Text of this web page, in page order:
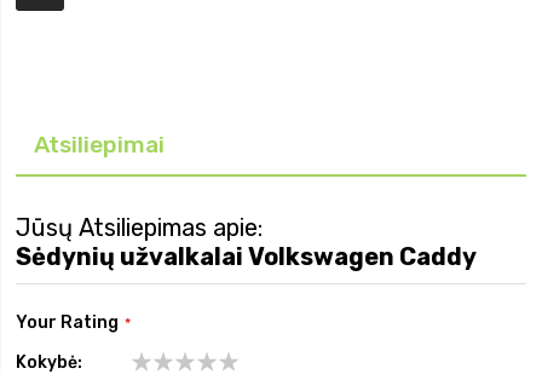
Atsiliepimai
Jūsų Atsiliepimas apie:
Sėdynių užvalkalai Volkswagen Caddy
Your Rating
Kokybė